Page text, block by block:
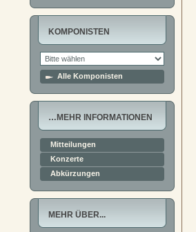
KOMPONISTEN
Alle Komponisten
…MEHR INFORMATIONEN
Mitteilungen
Konzerte
Abkürzungen
MEHR ÜBER...